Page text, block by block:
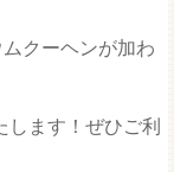
クーヘンが加わ
します！ぜひご利